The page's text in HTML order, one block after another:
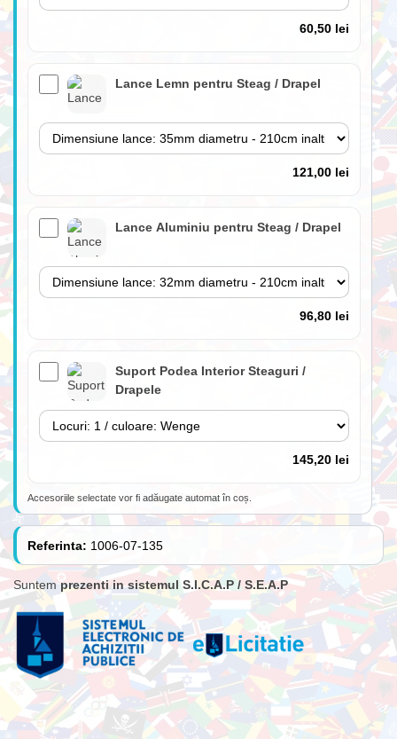
60,50 lei
Lance Lemn pentru Steag / Drapel
121,00 lei
Lance Aluminiu pentru Steag / Drapel
96,80 lei
Suport Podea Interior Steaguri /
Drapele
145,20 lei
Lance 180cm cu suport perete inclus
84,70 lei
Lance cu suport Premium Interior
Accesoriile selectate vor fi adăugate automat în coș.
Referinta: 1006-07-135
Suntemprezenti in sistemul S.I.C.A.P / S.E.A.P